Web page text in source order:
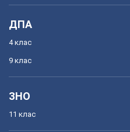
ДПА
4 клас
9 клас
ЗНО
11 клас